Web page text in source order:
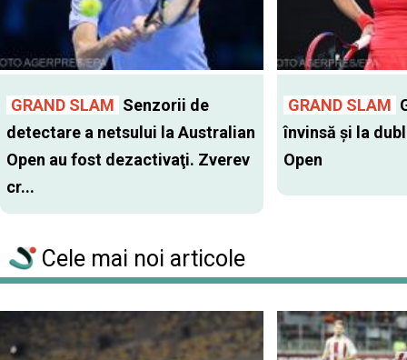
GRAND SLAM Senzorii de
detectare a netsului la Australian
Open au fost dezactivaţi. Zverev
cr...
GRAND SLAM
învinsă şi la
Open
Cele mai noi articole